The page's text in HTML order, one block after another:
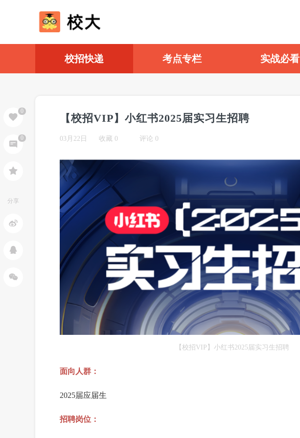
校招快递 考点专栏 实战必看
0
0
分享
【校招VIP】小红书2025届实习生招聘
03月22日 收藏 0 评论 0
【校招VIP】小红书2025届实习生招聘
面向人群：
2025届应届生
招聘岗位：